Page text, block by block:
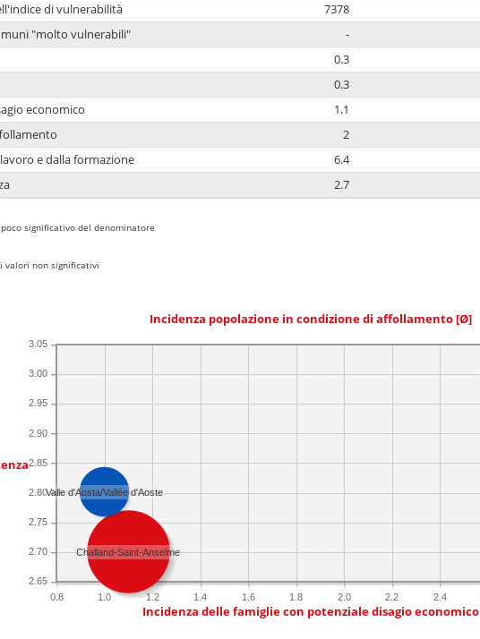
di vulnerabilità
7378
"molto vulnerabili"
-
0.3
0.3
economico
1.1
2
e dalla formazione
6.4
2.7
significativo del denominatore
valori non significativi
Incidenza popolazione in condizione di affollamento [Ø]
0.8 1.0 1.2 1.4 1.6 1.8 2.0 2.2 2.4
2.65
2.70
2.75
2.80
2.85
2.90
2.95
3.00
3.05
Challand-Saint-Anselme
Valle d'Aosta/Vallée d'Aoste
Incidenza delle famiglie con potenziale disagio economico